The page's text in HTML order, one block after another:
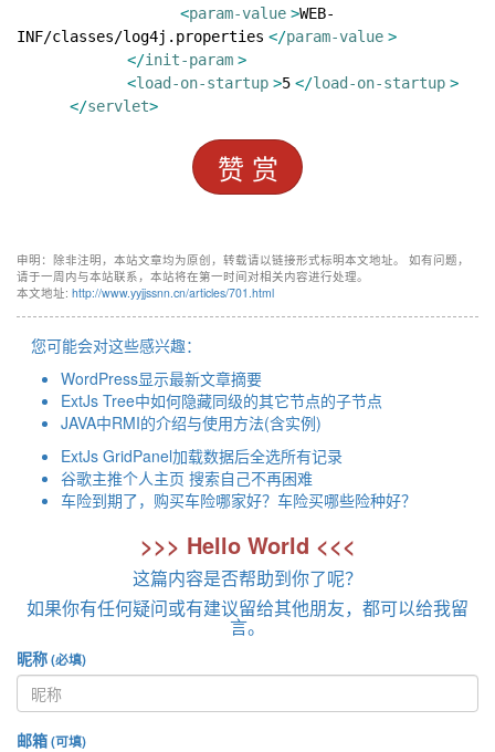
<param-value >WEB-
INF/classes/log4j.properties </param-value >
</init-param >
<load-on-startup >5 </load-on-startup >
</servlet>
赞 赏
申明：除非注明，本站文章均为原创，转载请以链接形式标明本文地址。 如有问题，
请于一周内与本站联系，本站将在第一时间对相关内容进行处理。
本文地址: http://www.yyjjssnn.cn/articles/701.html
您可能会对这些感兴趣：
WordPress显示最新文章摘要
ExtJs Tree中如何隐藏同级的其它节点的子节点
JAVA中RMI的介绍与使用方法(含实例)
ExtJs GridPanel加载数据后全选所有记录
谷歌主推个人主页 搜索自己不再困难
车险到期了，购买车险哪家好？车险买哪些险种好？
>>> Hello World <<<
这篇内容是否帮助到你了呢？
如果你有任何疑问或有建议留给其他朋友，都可以给我留
言。
昵称(必填)
邮箱(可填)